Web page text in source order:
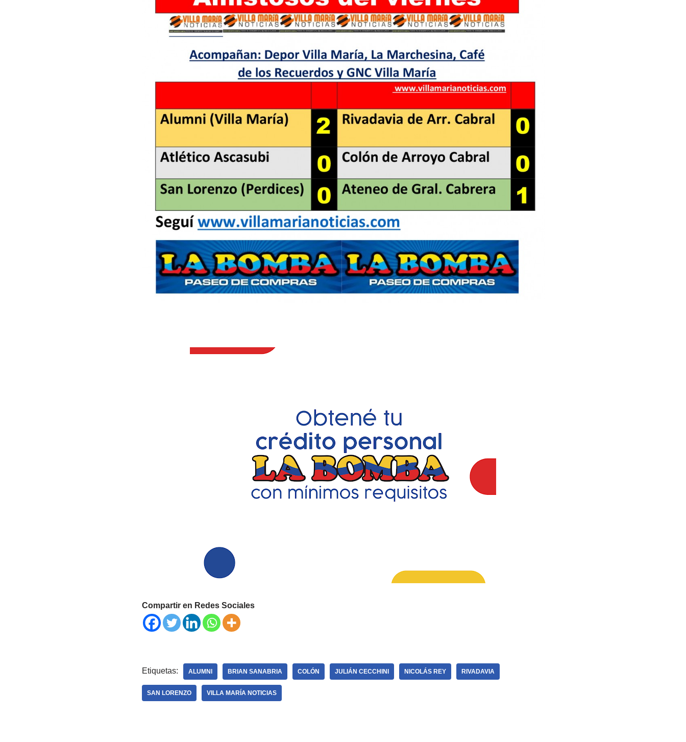
Compartir en Redes Sociales
Etiquetas: ALUMNI BRIAN SANABRIA COLÓN JULIÁN CECCHINI NICOLÁS REY RIVADAVIA
SAN LORENZO VILLA MARÍA NOTICIAS